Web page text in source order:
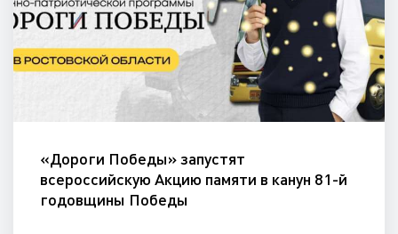
«Дороги Победы» запустят
всероссийскую Акцию памяти в канун 81-й
годовщины Победы